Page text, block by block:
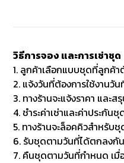
วิธีการจอง และการเช่าชุด
1. ลูกค้าเลือกแบบชุดที่ลูกค้า
2. แจ้งวันที่ต้องการใช้งานวั
3. ทางร้านจะแจ้งราคา และ
4. ชำระค่าเช่าและค่าประกัน
5. ทางร้านจะล็อคคิวสำหรับชุ
6. รับชุดตามวันที่ได้ตกลงกัน
7. คืนชุดตามวันที่กำหนด เมื่